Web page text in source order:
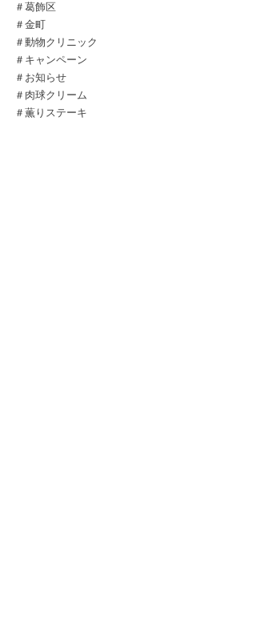
＃葛飾区
＃金町
＃動物クリニック
＃キャンペーン
＃お知らせ
＃肉球クリーム
＃薫りステーキ